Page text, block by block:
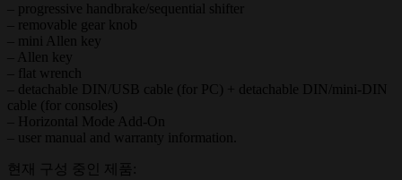
– progressive handbrake/sequential shifter
– removable gear knob
– mini Allen key
– Allen key
– flat wrench
– detachable DIN/USB cable (for PC) + detachable DIN/mini-DIN
cable (for consoles)
– Horizontal Mode Add-On
– user manual and warranty information.
현재 구성 중인 제품: